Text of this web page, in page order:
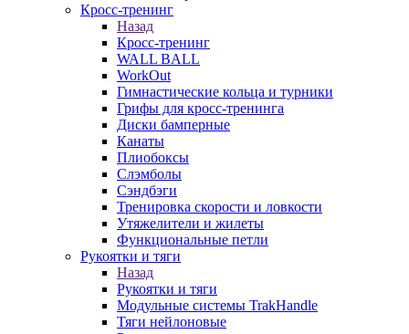
Кросс-тренинг
Назад
Кросс-тренинг
WALL BALL
WorkOut
Гимнастические кольца и турники
Грифы для кросс-тренинга
Диски бамперные
Канаты
Плиобоксы
Слэмболы
Сэндбэги
Тренировка скорости и ловкости
Утяжелители и жилеты
Функциональные петли
Рукоятки и тяги
Назад
Рукоятки и тяги
Модульные системы TrakHandle
Тяги нейлоновые